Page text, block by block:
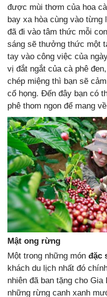
được mùi thơm của hoa
bay xa hòa cùng vào từng
đã đi vào tâm thức mỗi
sáng sẽ thưởng thức một
tay vào công việc của
vị đắt ngắt của cà phê
chép miệng thì bạn sẽ
cổ họng. Đến đây bạn có
phê thom ngon để mang
Mật ong rừng
Một trong những món đặc
khách du lịch nhất đó
nhiên đã ban tặng cho
những rừng canh xanh